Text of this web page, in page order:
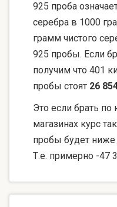
925 проба
серебра в 1000
грамм чистого
925 пробы. Если
получим что 401
пробы стоят 26
Это если брать
магазинах курс
пробы будет
Т.е. примерно -47